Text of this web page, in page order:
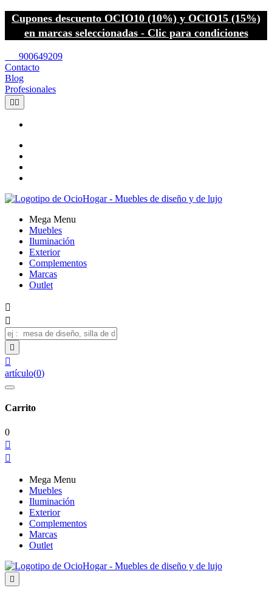
Cupones descuento OCIO10 (10%) y OCIO15 (15%)
en marcas seleccionadas - Clic para condiciones
900649209
Contacto
Blog
Profesionales
 
Mega Menu
Muebles
Iluminación
Exterior
Complementos
Marcas
Outlet




artículo(0)
Carrito
0


Mega Menu
Muebles
Iluminación
Exterior
Complementos
Marcas
Outlet
